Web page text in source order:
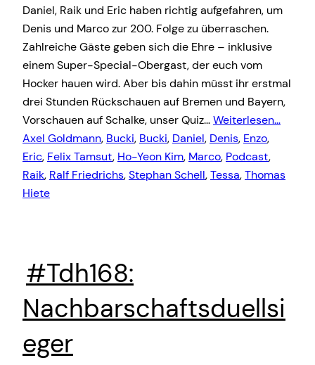
Daniel, Raik und Eric haben richtig aufgefahren, um
Denis und Marco zur 200. Folge zu überraschen.
Zahlreiche Gäste geben sich die Ehre – inklusive
einem Super-Special-Obergast, der euch vom
Hocker hauen wird. Aber bis dahin müsst ihr erstmal
drei Stunden Rückschauen auf Bremen und Bayern,
Vorschauen auf Schalke, unser Quiz…Weiterlesen…
Axel Goldmann, Bucki, Bucki, Daniel, Denis, Enzo
Eric, Felix Tamsut, Ho-Yeon Kim, Marco, Podcast
Raik, Ralf Friedrichs, Stephan Schell, Tessa, Thomas
Hiete
#Tdh168:
Nachbarschaftsduellsi
eger